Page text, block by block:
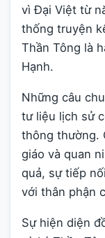
vì Đại Việt từ
thống truyện
Thần Tông là
Hạnh.
Những câu
tư liệu lịch sử
thông thường.
giáo và quan
quả, sự tiếp
với thân phận
Sự hiện diện